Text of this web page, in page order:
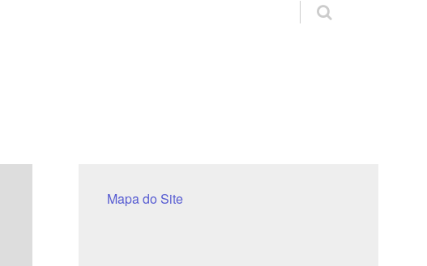
Mapa do Site